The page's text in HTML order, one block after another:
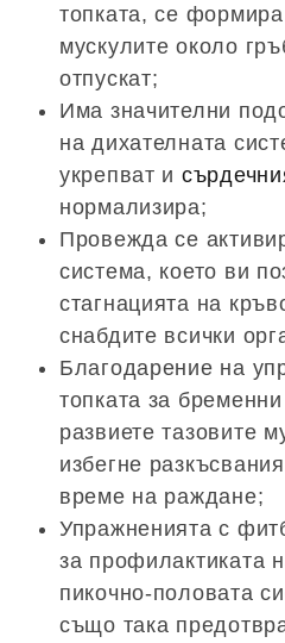
топката, се
мускулите около
отпускат;
Има значителни
на дихателната
укрепват и
нормализира;
Провежда се
система, което ви
стагнацията на
снабдите всички
Благодарение на
топката за
развиете тазовите
избегне
време на раждане;
Упражненията с
за профилактиката
пикочно-половата
също така